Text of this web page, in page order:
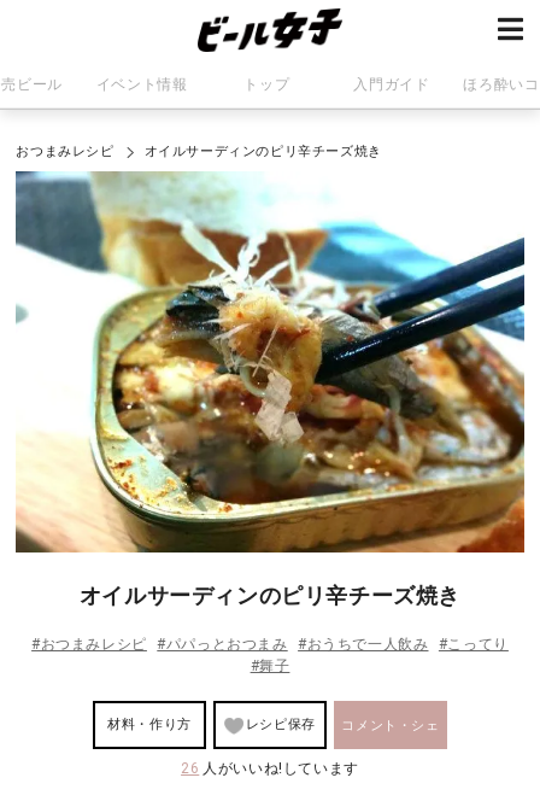
ビール イベント情報 トップ 入門ガイド ほろ酔い
おつまみレシピ オイルサーディンのピリ辛チーズ焼き
オイルサーディンのピリ辛チーズ焼き
#おつまみレシピ #パパっとおつまみ #おうちで一人飲み
#こってり
#舞子
材料・作り方 レシピ保存 コメント・シェ
26 人がいいね!しています